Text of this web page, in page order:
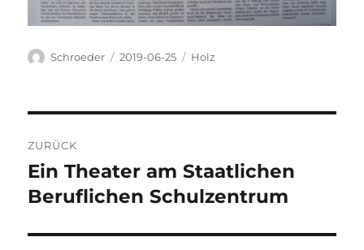
Autor
Schroeder
Veröffentlicht
2019-06-25 Kategorien
Holz
ZURÜCK
Vorheriger
Beitrag:
Ein Theater am Staatlichen
Beruflichen Schulzentrum